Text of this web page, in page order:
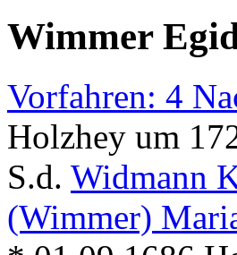
Wimmer
Vorfahren: 4
Holzhey um
S.d. Widmann
(Wimmer)